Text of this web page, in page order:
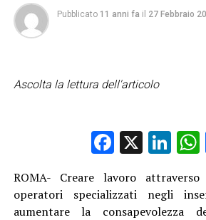
Pubblicato 11 anni fa il 27 Febbraio
Ascolta la lettura dell'articolo
Facebook
X
ROMA- Creare lavoro
operatori specializzati negli
aumentare la consapevolezza